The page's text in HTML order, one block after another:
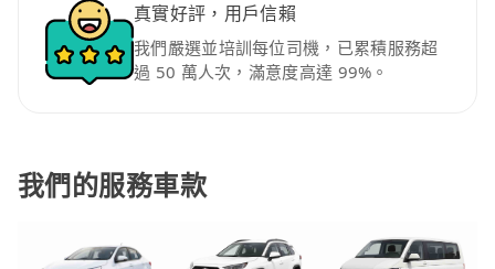
真實好評，用戶信賴
我們嚴選並培訓每位司機，已累積服務超
過 50 萬人次，滿意度高達 99%。
我們的服務車款